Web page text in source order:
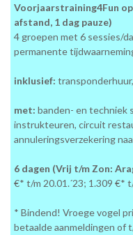
Voorjaarstraining4Fun
afstand, 1 dag pauze)
4 groepen met 6 sessies/
permanente
inklusief:
met: banden- en techniek
instrukteuren, circuit
annuleringsverzekering
6 dagen (Vrij t/m Zon:
€* t/m 20.01.´23; 1.309 €*
* Bindend! Vroege vogel
betaalde aanmeldingen of